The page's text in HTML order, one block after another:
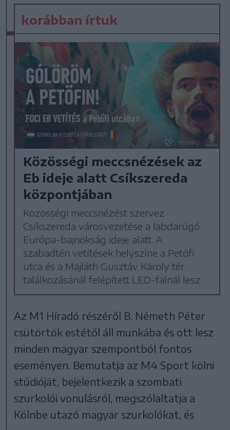
korábban írtuk
Közösségi meccsnézések az
Eb ideje alatt Csíkszereda
központjában
Közösségi meccsnézést szervez
Csíkszereda városvezetése a labdarúgó
Európa-bajnokság ideje alatt. A
szabadtéri vetítések helyszíne a Petőfi
utca és a Majláth Gusztáv Károly tér
találkozásánál felépített LED-falnál lesz.
Az M1 Híradó részéről B. Németh Péter
csütörtök estétől áll munkába és ott lesz
minden magyar szempontból fontos
eseményen. Bemutatja az M4 Sport kölni
stúdióját, bejelentkezik a szombati
szurkolói vonulásról, megszólaltatja a
Kölnbe utazó magyar szurkolókat, és